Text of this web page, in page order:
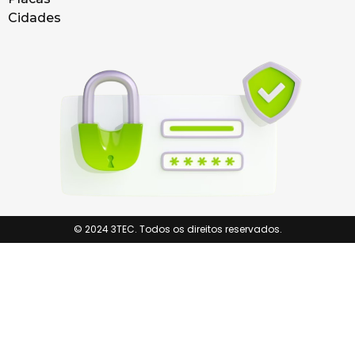
Cidades
© 2024 3TEC. Todos os direitos reservados.